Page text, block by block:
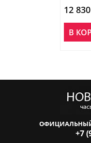
12 830
В
ОФИЦИАЛЬНЫЙ
+7